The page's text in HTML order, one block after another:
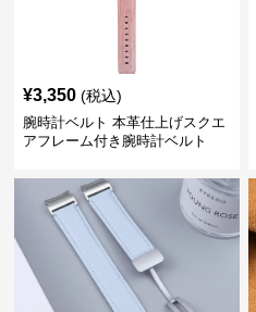
¥3,350 (税込)
腕時計ベルト 本革仕上げスクエ
アフレーム付き腕時計ベルト